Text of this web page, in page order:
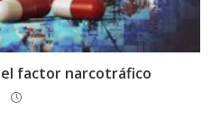
factor narcotráfico